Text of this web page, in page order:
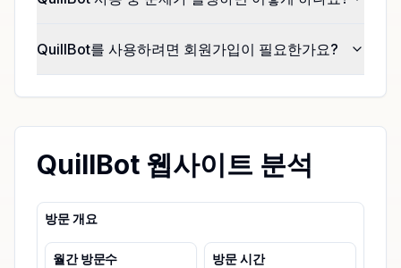
QuillBot를 사용하려면 회원가입이 필요한가요?
QuillBot 웹사이트 분석
방문 개요
월간 방문수 방문 시간